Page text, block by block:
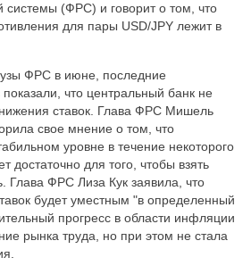
системы (ФРС) и говорит о том, что
для пары USD/JPY лежит в
ФРС в июне, последние
что центральный банк не
ставок. Глава ФРС Мишель
свое мнение о том, что
уровне в течение некоторого
достаточно для того, чтобы взять
Глава ФРС Лиза Кук заявила, что
будет уместным "в определенный
прогресс в области инфляции
рынка труда, но при этом не стала